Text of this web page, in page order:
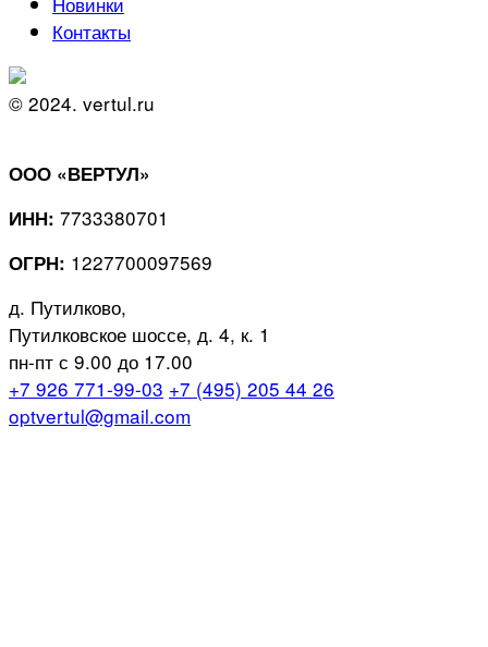
Контакты
© 2024. vertul.ru
ООО «ВЕРТУЛ»
ИНН: 7733380701
ОГРН: 1227700097569
д. Путилково,
Путилковское шоссе, д. 4, к. 1
пн-пт с 9.00 до 17.00
+7 926 771-99-03 +7 (495) 205 44 26
optvertul@gmail.com